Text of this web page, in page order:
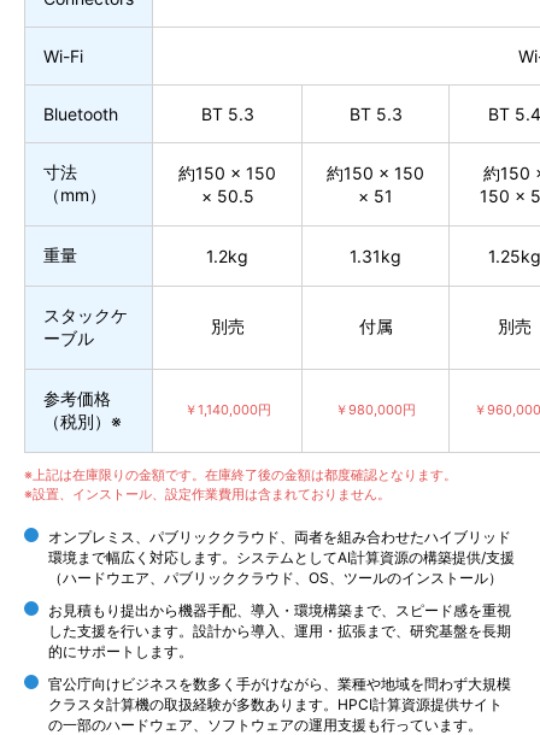
Wi-Fi
Bluetooth BT 5.3 BT 5.3 BT 5.4
寸法
（mm）
約150 × 150
× 50.5
約150 × 150
× 51
約150
150 ×
重量 1.2kg 1.31kg 1.25kg
スタックケ
ーブル
別売 付属 別売
参考価格
（税別）※
￥1,140,000円 ￥980,000円 ￥
※上記は在庫限りの金額です。在庫終了後の金額は都度確認となります。
※設置、インストール、設定作業費用は含まれておりません。
オンプレミス、パブリッククラウド、両者を組み合わせたハイブリッド
環境まで幅広く対応します。システムとしてAI計算資源の構築提供/支援
（ハードウエア、パブリッククラウド、OS、ツールのインストール）
お見積もり提出から機器手配、導入・環境構築まで、スピード感を重視
した支援を行います。設計から導入、運用・拡張まで、研究基盤を長期
的にサポートします。
官公庁向けビジネスを数多く手がけながら、業種や地域を問わず大規模
クラスタ計算機の取扱経験が多数あります。HPCI計算資源提供サイト
の一部のハードウェア、ソフトウェアの運用支援も行っています。